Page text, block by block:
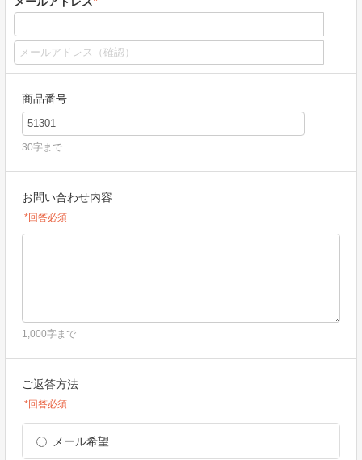
商品番号
30字まで
お問い合わせ内容
*回答必須
1,000字まで
ご返答方法
*回答必須
メール希望